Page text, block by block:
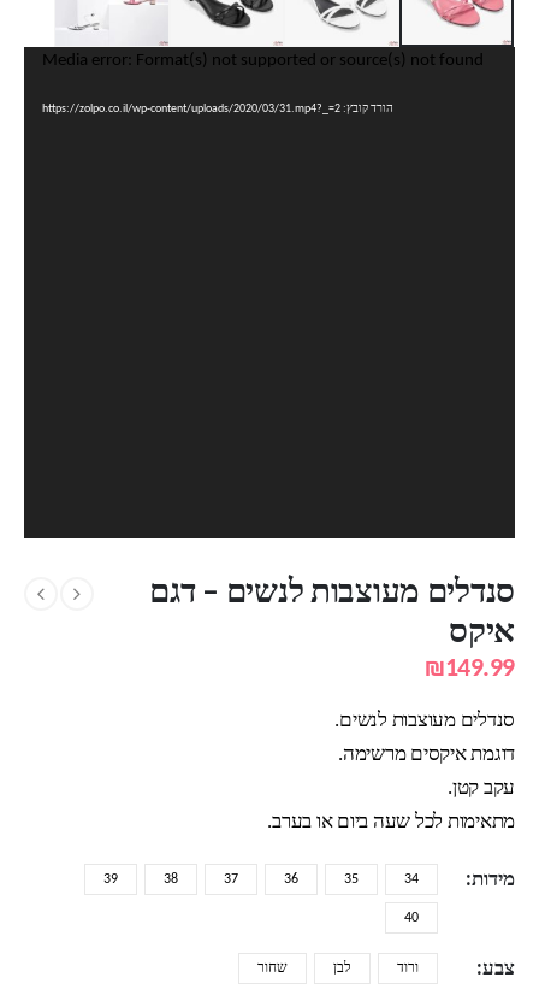
Media error: Format(s) not supported or source(s) not found
הורד קובץ: https://zolpo.co.il/wp-content/uploads/2020/03/31.mp4?_=2
סנדלים מעוצבות לנשים – דגם
איקס
₪149.99
סנדלים מעוצבות לנשים.
דוגמת איקסים מרשימה.
עקב קטן.
מתאימות לכל שעה ביום או בערב.
מידות 34
35
36
37
38
39
40
צבע ורוד לבן שחור